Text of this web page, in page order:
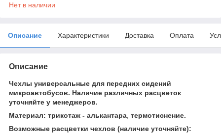
Нет в наличии
Описание Характеристики Доставка Оплата
Описание
Чехлы универсальные для передних сидений
микроавтобусов. Наличие различных расцветок
уточняйте у менеджеров.
Материал: трикотаж - алькантара термотиснение.
Возможные расцветки чехлов (наличие уточняйте):